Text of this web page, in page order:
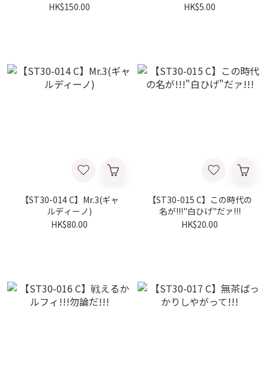
HK$150.00
HK$5.00
【ST30-014 C】Mr.3(ギャ
ルディーノ)
HK$80.00
【ST30-015 C】この時代の
名が!!!"白ひげ"だァ!!!
HK$20.00